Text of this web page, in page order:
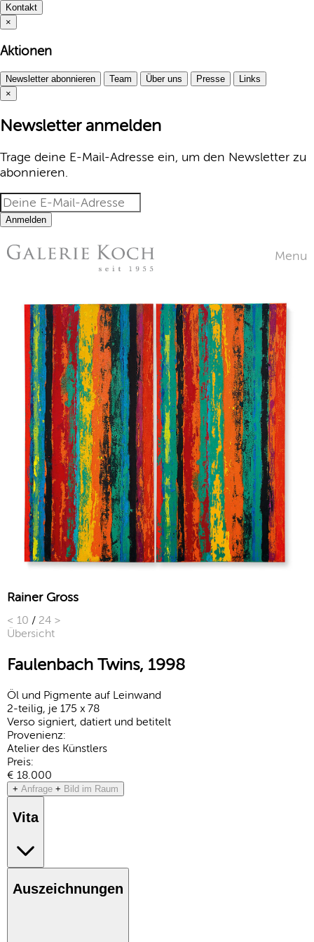
Kontakt
×
Aktionen
Newsletter abonnieren Team Über uns Presse
Links
×
Newsletter anmelden
Trage deine E-Mail-Adresse ein, um den Newsletter zu
abonnieren.
Anmelden
Menu
Rainer Gross
< 10 / 24 >
Übersicht
Faulenbach Twins, 1998
Öl und Pigmente auf Leinwand
2-teilig, je 175 x 78
Verso signiert, datiert und betitelt
Provenienz:
Atelier des Künstlers
Preis:
€ 18.000
+ Anfrage + Bild im Raum
Vita
Auszeichnungen